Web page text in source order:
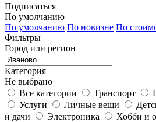
Подписаться
По умолчанию
По умолчанию По новизне По
Фильтры
Город или регион
Категория
Не выбрано
Все категории
Транспорт
Услуги
Личные вещи
и дачи
Электроника Хобби и